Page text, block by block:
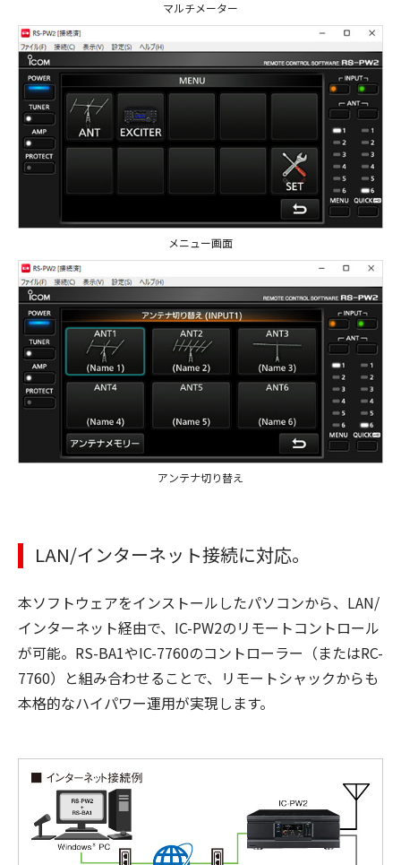
マルチメーター
メニュー画面
アンテナ切り替え
LAN/インターネット接続に対応。
本ソフトウェアをインストールしたパソコンから、LAN/
インターネット経由で、IC-PW2のリモートコントロール
が可能。RS-BA1やIC-7760のコントローラー（またはRC-
7760）と組み合わせることで、リモートシャックからも
本格的なハイパワー運用が実現します。